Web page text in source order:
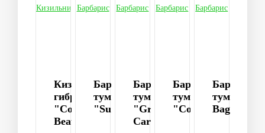
Кизильник
гибридный
"Coral
Beauty"
Барбарис
тумберга
"Sunsation",
Барбарис
тумберга
"Green
Carpet",
Барбарис
тумберга
"Concorde"
Барбарис
тумберга
Bagatelle